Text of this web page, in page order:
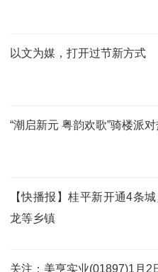
以文为媒，打开过节新方式
“潮启新元 粤韵欢歌”骑楼派
【快播报】桂平新开通4条
龙等乡镇
关注：美亨实业(01897)1月2